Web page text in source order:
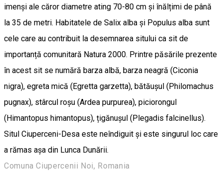
imenși ale căror diametre ating 70-80 cm și înălțimi de până
la 35 de metri. Habitatele de Salix alba și Populus alba sunt
cele care au contribuit la desemnarea sitului ca sit de
importanță comunitară Natura 2000. Printre păsările prezente
în acest sit se numără barza albă, barza neagră (Ciconia
nigra), egreta mică (Egretta garzetta), bătăușul (Philomachus
pugnax), stârcul roșu (Ardea purpurea), piciorongul
(Himantopus himantopus), țigănușul (Plegadis falcinellus).
Situl Ciuperceni-Desa este neîndiguit și este singurul loc care
a rămas așa din Lunca Dunării.
Comuna Ciupercenii Noi, Romania